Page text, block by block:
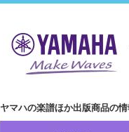
ヤマハの楽譜ほか出版商品の情